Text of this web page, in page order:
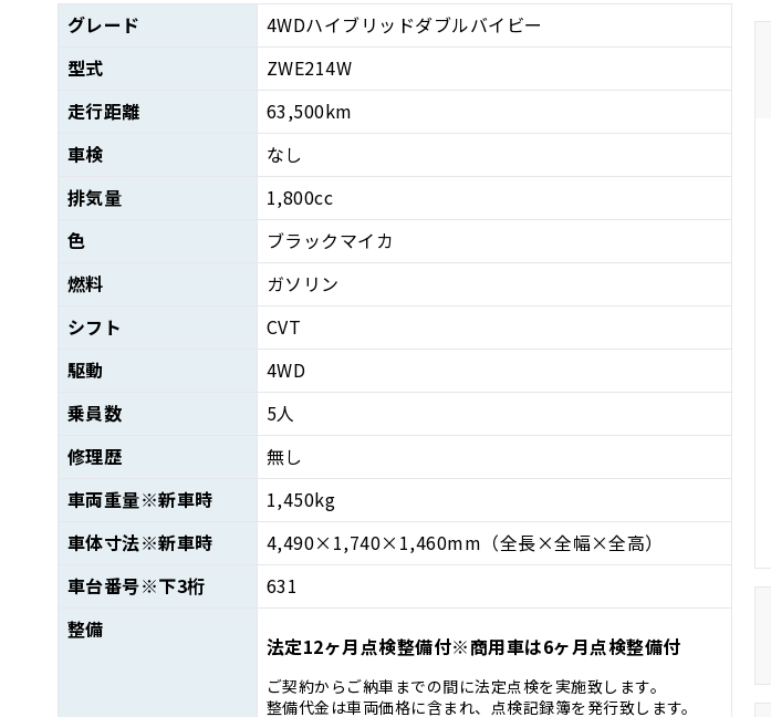
グレード
4WDハイブリッドダブルバイビー
型式
ZWE214W
走行距離
63,500km
車検
なし
排気量
1,800cc
色
ブラックマイカ
燃料
ガソリン
シフト
CVT
駆動
4WD
乗員数
5人
修理歴
無し
車両重量※新車時
1,450kg
車体寸法※新車時 4,490×1,740×1,460mm （全長×全幅×全高）
車台番号※下3桁
631
整備
法定12ヶ月点検整備付※商用車は6ヶ月点検整備付
ご契約からご納車までの間に法定点検を実施致します。
整備代金は車両価格に含まれ、点検記録簿を発行致します。